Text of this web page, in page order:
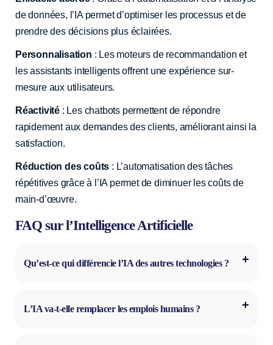
de données, l’IA permet d’optimiser les processus et de
prendre des décisions plus éclairées.
Personnalisation : Les moteurs de recommandation et
les assistants intelligents offrent une expérience sur-
mesure aux utilisateurs.
Réactivité : Les chatbots permettent de répondre
rapidement aux demandes des clients, améliorant ainsi la
satisfaction.
Réduction des coûts : L’automatisation des tâches
répétitives grâce à l’IA permet de diminuer les coûts de
main-d’œuvre.
FAQ sur l’Intelligence Artificielle
Qu’est-ce qui différencie l’IA des autres technologies ?
L’IA va-t-elle remplacer les emplois humains ?